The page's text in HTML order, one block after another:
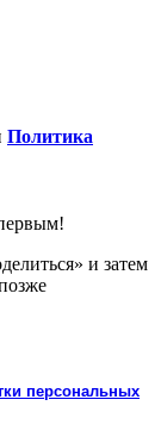
Политика
и затем
персональных